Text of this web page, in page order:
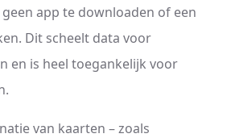
app te downloaden of een
Dit scheelt data voor
en is heel toegankelijk voor
van kaarten – zoals